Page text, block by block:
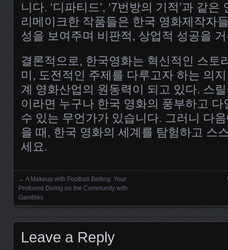
니다. ‘디파티드’, ‘7번방의 기적’과 같
리메이크한 작품들은 한국 영화제작자
성을 보여주며 비판적, 상업적 성공을
결론적으로, 한국영화는 혁신적인 스토
미, 도전적인 주제를 다루고자 하는 의
계 영화산업의 원동력이 되고 있다. 스
이라면 누구나 한국 영화의 풍부하고
수 있는 무언가가 있습니다. 그러니 다
을 때, 한국 영화의 세계를 탐험하고 스
세요.
Posts navigation
← A Makeup with Football Betting: Your
Profound Diving on the Community with
Gambles
Leave a Reply